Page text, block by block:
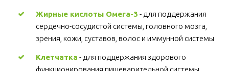
Жирные кислоты Омега-3 - для поддержания
сердечно-сосудистой системы, головного мозга,
зрения, кожи, суставов, волос и иммунной системы
Клетчатка - для поддержания здорового
функционирования пищеварительной системы,